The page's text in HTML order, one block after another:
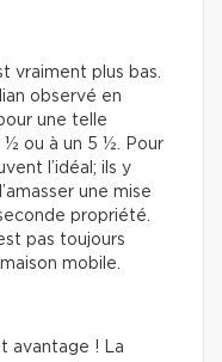
vraiment plus bas.
observé en
une telle
½ ou à un 5 ½. Pour
l’idéal; ils y
une mise
propriété.
pas toujours
mobile.
avantage ! La